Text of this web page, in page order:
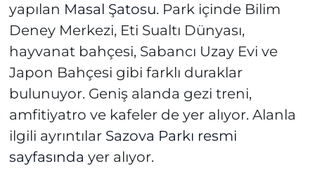
yapılan Masal Şatosu. Park içinde Bilim
Deney Merkezi, Eti Sualtı Dünyası,
hayvanat bahçesi, Sabancı Uzay Evi ve
Japon Bahçesi gibi farklı duraklar
bulunuyor. Geniş alanda gezi treni,
amfitiyatro ve kafeler de yer alıyor. Alanla
ilgili ayrıntılar Sazova Parkı resmi
sayfasında yer alıyor.